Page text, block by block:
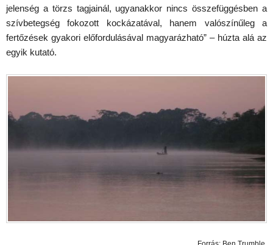
jelenség a törzs tagjainál, ugyanakkor nincs összefüggésben a
szívbetegség fokozott kockázatával, hanem valószínűleg a
fertőzések gyakori előfordulásával magyarázható” – húzta alá az
egyik kutató.